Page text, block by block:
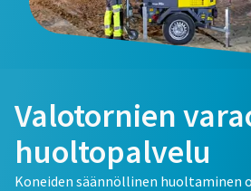
Valotornien
huoltopalvelu
Koneiden säännöllinen huoltaminen